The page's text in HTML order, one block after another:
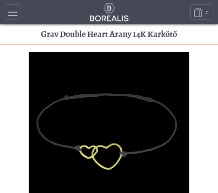
0
Grav Double Heart Arany 14K Karkötő